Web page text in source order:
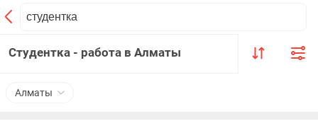
Студентка - работа в Алматы
Алматы